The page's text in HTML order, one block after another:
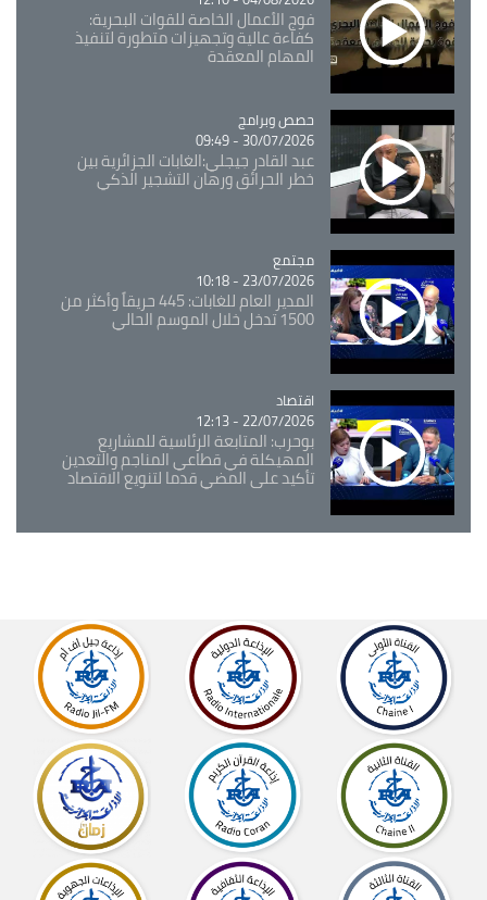
فوج الأعمال الخاصة للقوات البحرية:
كفاءة عالية وتجهيزات متطورة لتنفيذ
المهام المعقدة
Catégorie
حصص وبرامج
30/07/2026 - 09:49
عبد القادر جيجلي:الغابات الجزائرية بين
خطر الحرائق ورهان التشجير الذكي
Catégorie
مجتمع
23/07/2026 - 10:18
المدير العام للغابات: 445 حريقاً وأكثر من
1500 تدخل خلال الموسم الحالي
Catégorie
اقتصاد
22/07/2026 - 12:13
بوحرب: المتابعة الرئاسية للمشاريع
المهيكلة في قطاعي المناجم والتعدين
تأكيد على المضي قدما لتنويع الاقتصاد